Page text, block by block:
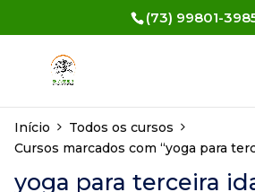
(73) 99801-
Início
Todos os cursos
Cursos marcados com “yoga para
yoga para terceira